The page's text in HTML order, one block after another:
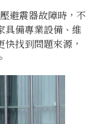
避震器故障時，不
具備專業設備、維
找到問題來源，